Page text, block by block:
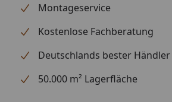
Montageservice
Kostenlose Fachberatung
Deutschlands bester Händler
50.000 m² Lagerfläche